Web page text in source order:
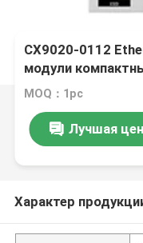
CX9020-0112
модули
монтажные
MOQ：1pc
Лучшая
Характер